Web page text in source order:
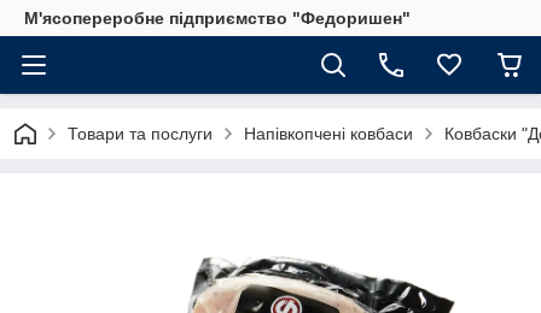
М'ясопереробне підприємство "Федоришен"
Товари та послуги Напівкопчені ковбаси Ковбаски